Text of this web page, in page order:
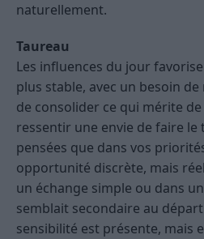
naturellement.
Taureau
Les influences du jour
plus stable, avec un besoin de
de consolider ce qui mérite
ressentir une envie de faire le
pensées que dans vos
opportunité discrète, mais
un échange simple ou dans
semblait secondaire au
sensibilité est présente, mais